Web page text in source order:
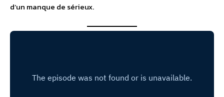
d’un manque de sérieux.